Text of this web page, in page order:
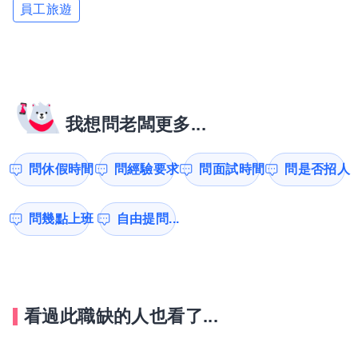
員工旅遊
我想問老闆更多...
問休假時間 問經驗要求 問面試時間 問是否招人
問幾點上班 自由提問...
看過此職缺的人也看了...